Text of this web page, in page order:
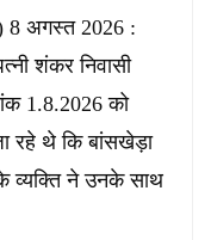
8 अगस्त 2026 :
शंकर निवासी
1.8.2026 को
रहे थे कि बांसखेड़ा
व्यक्ति ने उनके साथ